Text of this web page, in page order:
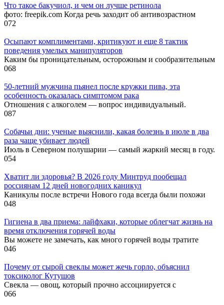
Что такое бакучиол, и чем он лучше ретинола
фото: freepik.com Когда речь заходит об антивозрастном
072
Осыпают комплиментами, критикуют и еще 8 тактик
поведения умелых манипуляторов
Каким бы проницательным, осторожным и сообразительным
068
50-летний мужчина пьянел после кружки пива, эта
особенность оказалась симптомом рака
Отношения с алкоголем — вопрос индивидуальный.
087
Собачьи дни: ученые выяснили, какая болезнь в июле в два
раза чаще убивает людей
Июль в Северном полушарии — самый жаркий месяц в году.
054
Хватит ли здоровья? В 2026 году Минтруд пообещал
россиянам 12 дней новогодних каникул
Каникулы после встречи Нового года всегда были похожи
048
Гигиена в два приема: лайфхаки, которые облегчат жизнь на
время отключения горячей воды
Вы можете не замечать, как много горячей воды тратите
046
Почему от сырой свеклы может жечь горло, объяснил
токсиколог Кутушов
Свекла — овощ, который прочно ассоциируется с
066